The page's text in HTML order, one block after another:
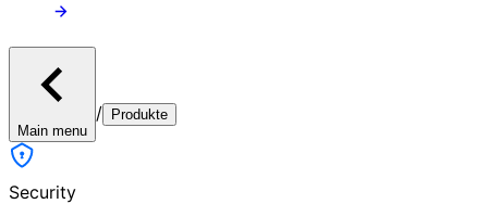
Main menu
/ Produkte
Security